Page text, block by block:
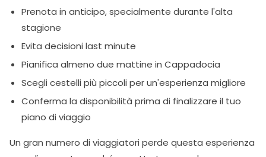
Prenota in anticipo, specialmente durante l'alta
stagione
Evita decisioni last minute
Pianifica almeno due mattine in Cappadocia
Scegli cestelli più piccoli per un'esperienza migliore
Conferma la disponibilità prima di finalizzare il tuo
piano di viaggio
Un gran numero di viaggiatori perde questa esperienza